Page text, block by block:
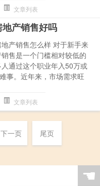
文章列表
产销售好吗
产销售怎么样 对于新手来
售是一个门槛相对较低的
通过这个职业年入50万或
事。近年来，市场需求旺
文章列表
下一页 尾页
☚